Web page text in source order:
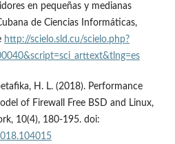
en pequeñas y medianas
de Ciencias Informáticas,
http://scielo.sld.cu/scielo.php?
H. L. (2018). Performance
of Firewall Free BSD and Linux,
10(4), 180-195. doi: